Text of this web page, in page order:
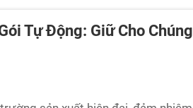
Tự Động: Giữ Cho Chúng